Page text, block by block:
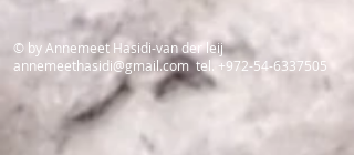
© by Annemeet Hasidi-van der leij
annemeethasidi@gmail.comtel. +972-54-6337505